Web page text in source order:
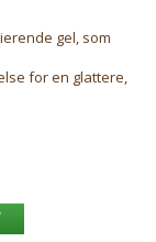
gel, som
for en glattere,